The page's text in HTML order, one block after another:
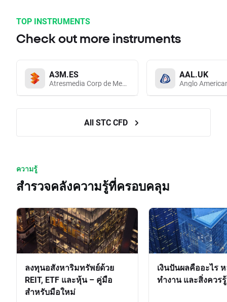
TOP INSTRUMENTS
Check out more instruments
A3M.ES
Atresmedia Corp de Medios de Comunicacion SA
AAL.UK
Anglo
All STC CFD
ความรู้
สำรวจคลังความรู้ที่ครอบคลุม
ลงทุนอสังหาริมทรัพย์ด้วย
REIT, ETF และหุ้น – คู่มือ
สำหรับมือใหม่
เงินปันผลคืออะไร
ทำงาน และสิ่งควรรู้